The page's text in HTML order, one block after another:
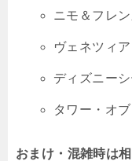
ニモ＆フレ
ヴェネツィ
ディズニー
タワー・オ
おまけ・混雑時は